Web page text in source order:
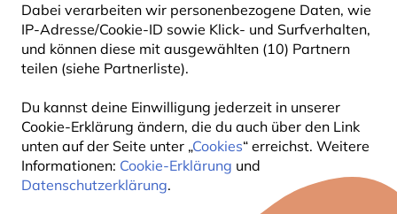
Dabei verarbeiten wir personenbezogene Daten, wie
IP-Adresse/Cookie-ID sowie Klick- und Surfverhalten,
und können diese mit ausgewählten (10) Partnern
teilen (siehe Partnerliste).
Du kannst deine Einwilligung jederzeit in unserer
Cookie-Erklärung ändern, die du auch über den Link
unten auf der Seite unter „Cookies“ erreichst. Weitere
Informationen: Cookie-Erklärung und
Datenschutzerklärung.